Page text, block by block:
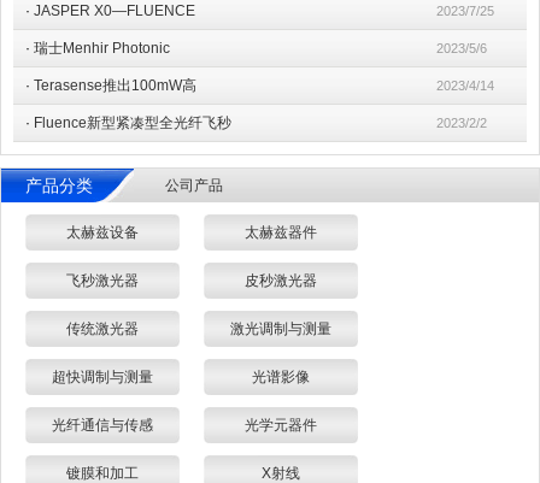
· JASPER X0—FLUENCE 2023/7/25
· 瑞士Menhir Photonic 2023/5/6
· Terasense推出100mW高 2023/4/14
· Fluence新型紧凑型全光纤飞秒 2023/2/2
产品分类 公司产品
太赫兹设备 太赫兹器件
飞秒激光器 皮秒激光器
传统激光器 激光调制与测量
超快调制与测量 光谱影像
光纤通信与传感 光学元器件
镀膜和加工 X射线